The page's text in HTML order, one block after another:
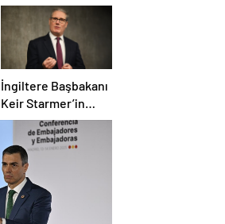
İngiltere Başbakanı
Keir Starmer’in
evinde yangın çıktı